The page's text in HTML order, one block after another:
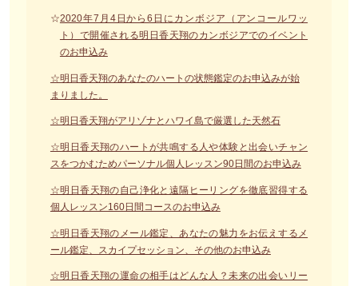
☆2020年7月4日から6日にカンボジア（アンコールワッ
ト）で開催される明日香天翔のカンボジアでのイベント
のお申込み
☆明日香天翔のあなたのハートの状態鑑定のお申込みが始
まりました。
☆明日香天翔がアリゾナとハワイ島で厳選した天然石
☆明日香天翔のハートが共鳴する人や体験と出会いチャン
スをつかむためパーソナル個人レッスン90日間のお申込み
☆明日香天翔の自己浄化と遠隔ヒーリングを徹底習得する
個人レッスン160日間コースのお申込み
☆明日香天翔のメール鑑定、あなたの魅力をお伝えするメ
ール鑑定、スカイプセッション、その他のお申込み
☆明日香天翔の運命の相手はどんな人？未来の出会いリー